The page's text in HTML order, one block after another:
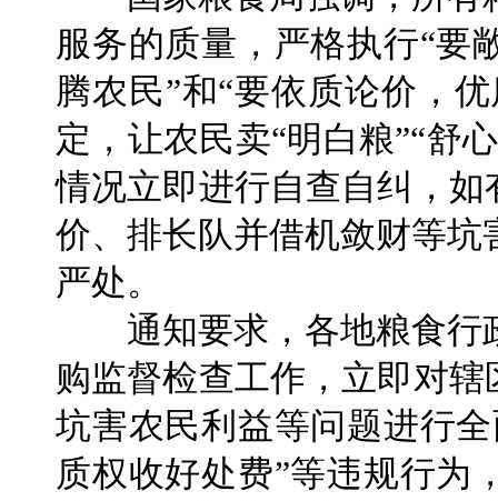
服务的质量，严格执行“要
腾农民”和“要依质论价，
定，让农民卖“明白粮”“舒
情况立即进行自查自纠，如
价、排长队并借机敛财等
严处。
通知要求，各地粮食行
购监督检查工作，立即对
坑害农民利益等问题进行
质权收好处费”等违规行为